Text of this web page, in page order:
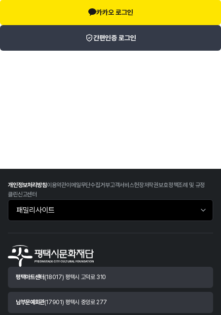
카카오 로그인
간편인증 로그인
개인정보처리방침이용약관이메일무단수집거부고객서비스헌장저작권보호정책조례 및 규정
클린신고센터
패밀리사이트 바로가기
평택아트센터 (18017) 평택시 고덕로 310
남부문예회관(17901) 평택시 중앙로 277